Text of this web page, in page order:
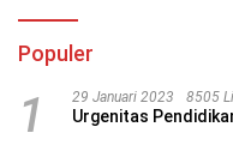
Populer
1 29 Januari 2023 8505
Urgenitas